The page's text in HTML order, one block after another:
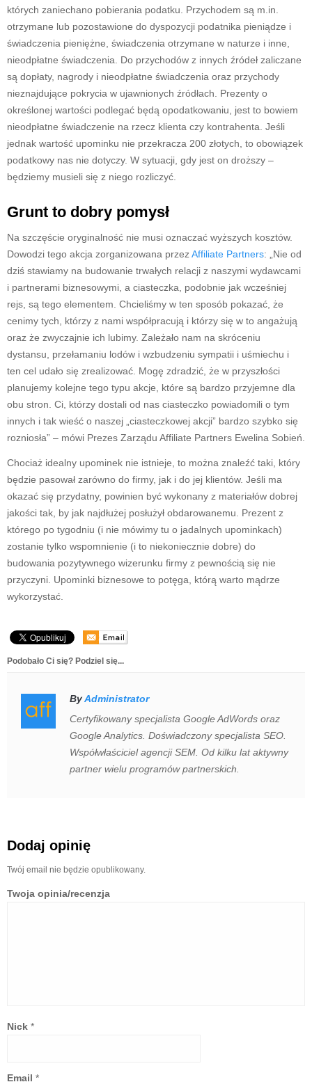
których zaniechano pobierania podatku. Przychodem są m.in.
otrzymane lub pozostawione do dyspozycji podatnika pieniądze i
świadczenia pieniężne, świadczenia otrzymane w naturze i inne,
nieodpłatne świadczenia. Do przychodów z innych źródeł zaliczane
są dopłaty, nagrody i nieodpłatne świadczenia oraz przychody
nieznajdujące pokrycia w ujawnionych źródłach. Prezenty o
określonej wartości podlegać będą opodatkowaniu, jest to bowiem
nieodpłatne świadczenie na rzecz klienta czy kontrahenta. Jeśli
jednak wartość upominku nie przekracza 200 złotych, to obowiązek
podatkowy nas nie dotyczy. W sytuacji, gdy jest on droższy –
będziemy musieli się z niego rozliczyć.
Grunt to dobry pomysł
Na szczęście oryginalność nie musi oznaczać wyższych kosztów.
Dowodzi tego akcja zorganizowana przezAffiliate Partners: „Nie od
dziś stawiamy na budowanie trwałych relacji z naszymi wydawcami
i partnerami biznesowymi, a ciasteczka, podobnie jak wcześniej
rejs, są tego elementem. Chcieliśmy w ten sposób pokazać, że
cenimy tych, którzy z nami współpracują i którzy się w to angażują
oraz że zwyczajnie ich lubimy. Zależało nam na skróceniu
dystansu, przełamaniu lodów i wzbudzeniu sympatii i uśmiechu i
ten cel udało się zrealizować. Mogę zdradzić, że w przyszłości
planujemy kolejne tego typu akcje, które są bardzo przyjemne dla
obu stron. Ci, którzy dostali od nas ciasteczko powiadomili o tym
innych i tak wieść o naszej „ciasteczkowej akcji” bardzo szybko się
rozniosła” – mówi Prezes Zarządu Affiliate Partners Ewelina Sobień.
Chociaż idealny upominek nie istnieje, to można znaleźć taki, który
będzie pasował zarówno do firmy, jak i do jej klientów. Jeśli ma
okazać się przydatny, powinien być wykonany z materiałów dobrej
jakości tak, by jak najdłużej posłużył obdarowanemu. Prezent z
którego po tygodniu (i nie mówimy tu o jadalnych upominkach)
zostanie tylko wspomnienie (i to niekoniecznie dobre) do
budowania pozytywnego wizerunku firmy z pewnością się nie
przyczyni. Upominki biznesowe to potęga, którą warto mądrze
wykorzystać.
Podobało Ci się? Podziel się...
ByAdministrator
Certyfikowany specjalista Google AdWords oraz
Google Analytics. Doświadczony specjalista SEO.
Współwłaściciel agencji SEM. Od kilku lat aktywny
partner wielu programów partnerskich.
Dodaj opinię
Twój email nie będzie opublikowany.
Twoja opinia/recenzja
Nick *
Email *